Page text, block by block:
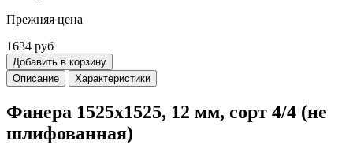
Прежняя цена
1634 руб
Добавить в корзину
Описание
Характеристики
Фанера 1525x1525, 12 мм, сорт 4/4 (не
шлифованная)